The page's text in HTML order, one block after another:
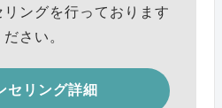
ングを行っております
さい。
セリング詳細